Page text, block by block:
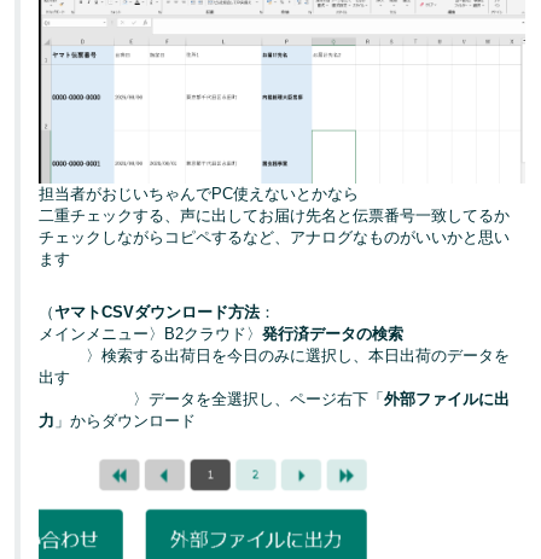
担当者がおじいちゃんでPC使えないとかなら
二重チェックする、声に出してお届け先名と伝票番号一致してるか
チェックしながらコピペするなど、アナログなものがいいかと思い
ます
（ ヤマトCSVダウンロード方法：
メインメニュー〉B2クラウド〉発行済データの検索
〉検索する出荷日を今日のみに選択し、本日出荷のデータを
出す
〉データを全選択し、ページ右下「外部ファイルに出
力 」からダウンロード